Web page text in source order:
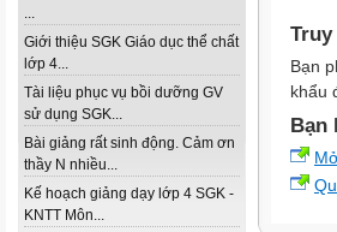
...
Giới thiệu SGK Giáo dục thể chất
lớp 4...
Tài liệu phục vụ bồi dưỡng GV
sử dụng SGK...
Bài giảng rất sinh động. Cảm ơn
thầy N nhiều...
Kế hoạch giảng dạy lớp 4 SGK -
KNTT Môn...
Bạn
khẩu
Bạn